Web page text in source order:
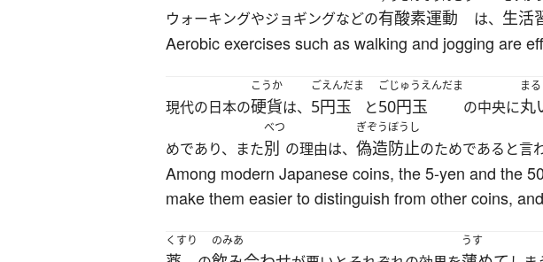
ウォーキングやジョギングなどの有酸素運動 は、 生活
Aerobic exercises such as walking and jogging are
現代の日本の
こうか
硬貨は、
ごえんだま
5円玉 と
ごじゅうえんだま
50円玉 の中央に
まる
丸
めであり、また
べつ
別 の理由は、
ぎぞうぼうし
偽造防止のためであると言
Among modern Japanese coins, the 5-yen and the
make them easier to distinguish from other coins,
くすり
のみあ うす